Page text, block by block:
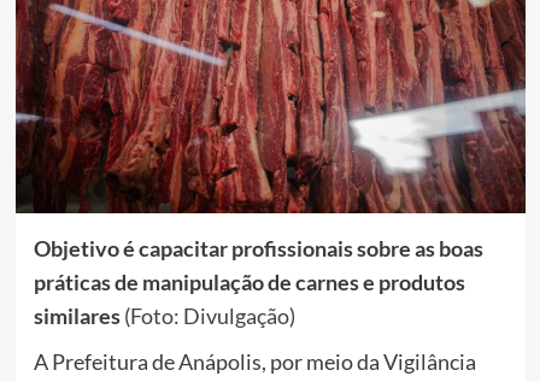
Objetivo é capacitar profissionais sobre as boas
práticas de manipulação de carnes e produtos
similares (Foto: Divulgação)
A Prefeitura de Anápolis, por meio da Vigilância